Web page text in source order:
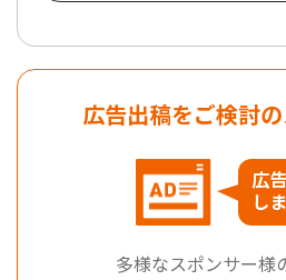
広告出稿をご検討
広
し
多様なスポンサー様